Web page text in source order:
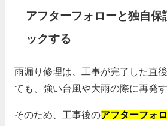
アフターフォローと独自保
ックする
雨漏り修理は、工事が完了した直
ても、強い台風や大雨の際に再発
そのため、工事後のアフターフォ